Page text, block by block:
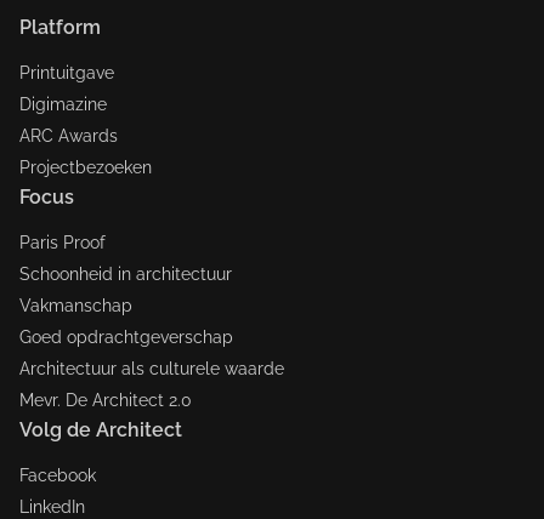
Platform
Printuitgave
Digimazine
ARC Awards
Projectbezoeken
Focus
Paris Proof
Schoonheid in architectuur
Vakmanschap
Goed opdrachtgeverschap
Architectuur als culturele waarde
Mevr. De Architect 2.0
Volg de Architect
Facebook
LinkedIn